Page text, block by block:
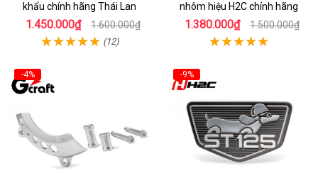
khẩu chính hãng Thái Lan
1.450.000₫ 1.600.000₫
(12)
nhôm hiệu H2C chính hãng
1.380.000₫ 1.500.000₫
-4% -9%